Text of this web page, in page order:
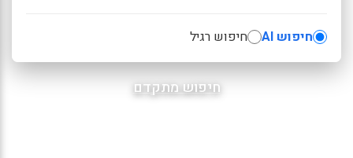
חיפוש AI חיפוש רגיל
חיפוש מתקדם